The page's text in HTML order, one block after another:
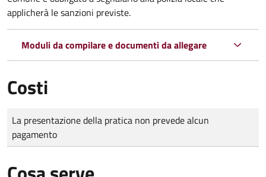
applicherà le sanzioni previste.
Moduli da compilare e documenti da allegare
Costi
Tipo di pagamento
Importo
La presentazione della pratica non prevede alcun
pagamento